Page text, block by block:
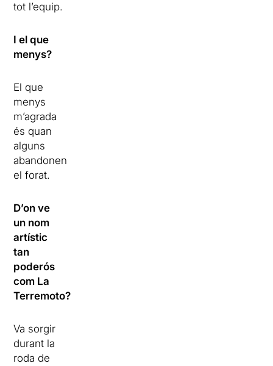
tot l’equip.
I el que
menys?
El que
menys
m’agrada
és quan
alguns
abandonen
el forat.
D’on ve
un nom
artístic
tan
poderós
com La
Terremoto?
Va sorgir
durant la
roda de